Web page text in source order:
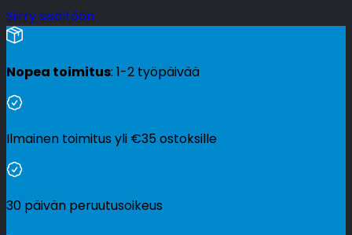
Siirry sisältöön
Nopea toimitus: 1-2 työpäivää
Ilmainen toimitus yli €35 ostoksille
30 päivän peruutusoikeus